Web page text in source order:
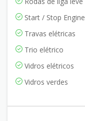
Start / Stop Engine
Travas elétricas
Trio elétrico
Vidros elétricos
Vidros verdes